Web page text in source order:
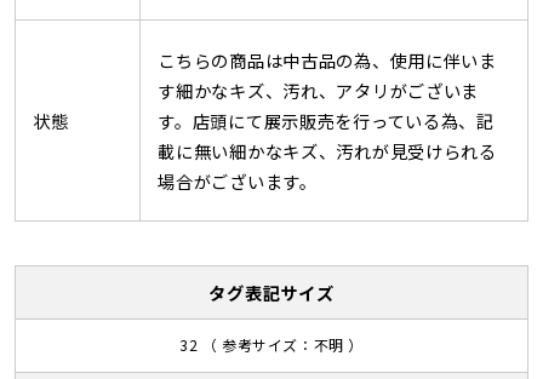
状態
こちらの商品は中古品の為、使用に伴いま
す細かなキズ、汚れ、アタリがございま
す。店頭にて展示販売を行っている為、記
載に無い細かなキズ、汚れが見受けられる
場合がございます。
タグ表記サイズ
32 （ 参考サイズ：不明 ）